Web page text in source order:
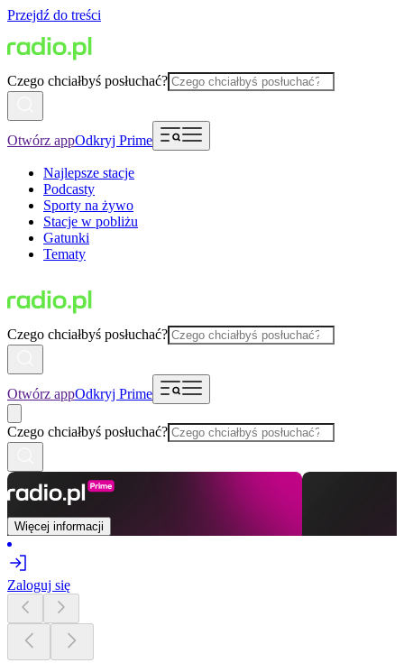
Przejdź do treści
Czego chciałbyś posłuchać?
Otwórz appOdkryj Prime
Najlepsze stacje
Podcasty
Sporty na żywo
Stacje w pobliżu
Gatunki
Tematy
Czego chciałbyś posłuchać?
Otwórz appOdkryj Prime
Czego chciałbyś posłuchać?
Więcej informacji
Zaloguj się